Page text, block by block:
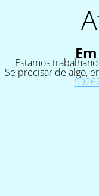
Estamos
Se precisar de algo,